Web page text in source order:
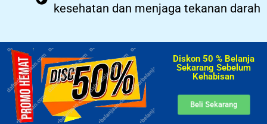
kesehatan dan menjaga tekanan darah
Diskon 50 % Belanja
Sekarang Sebelum
Kehabisan​
Beli Sekarang